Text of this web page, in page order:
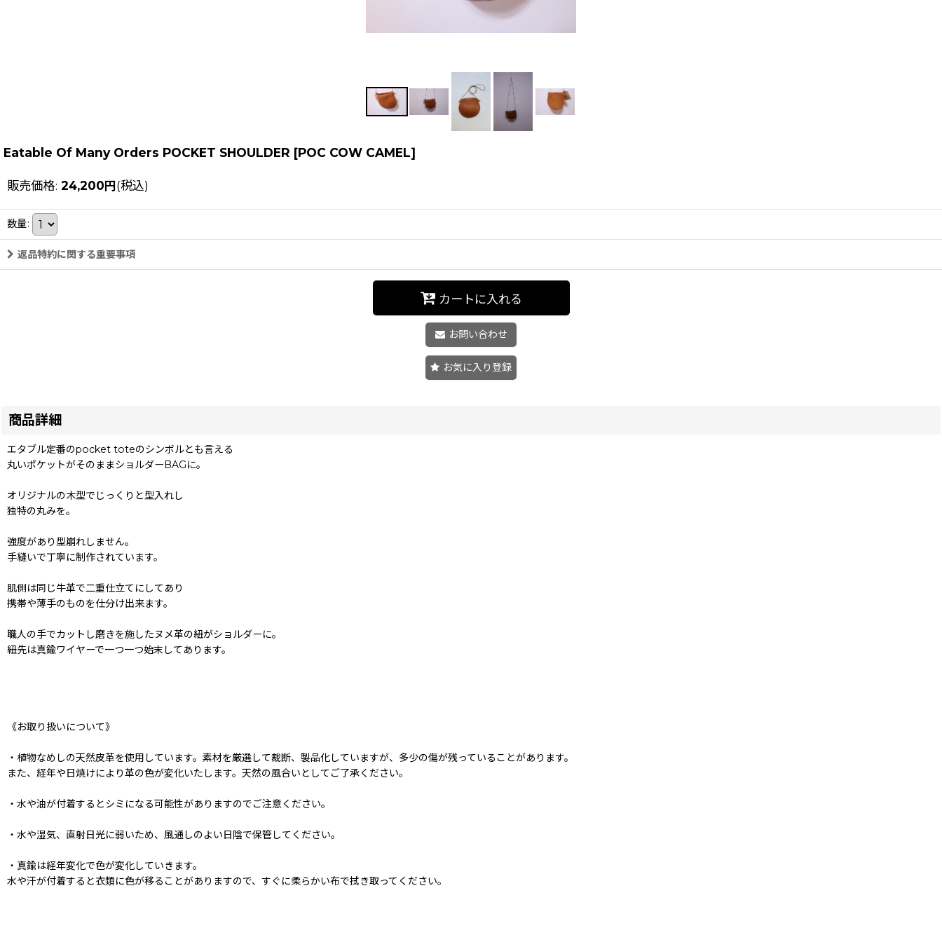
Eatable Of Many Orders POCKET SHOULDER [POC COW CAMEL]
販売価格: 24,200円(税込)
数量:
返品特約に関する重要事項
カートに入れる
お問い合わせ
お気に入り登録
商品詳細
エタブル定番のpocket toteのシンボルとも言える
丸いポケットがそのままショルダーBAGに。
オリジナルの木型でじっくりと型入れし
独特の丸みを。
強度があり型崩れしません。
手縫いで丁寧に制作されています。
肌側は同じ牛革で二重仕立てにしてあり
携帯や薄手のものを仕分け出来ます。
職人の手でカットし磨きを施したヌメ革の紐がショルダーに。
紐先は真鍮ワイヤーで一つ一つ始末してあります。
《お取り扱いについて》
・植物なめしの天然皮革を使用しています。素材を厳選して裁断、製品化していますが、多少の傷が残っていることがあります。
また、経年や日焼けにより革の色が変化いたします。天然の風合いとしてご了承ください。
・水や油が付着するとシミになる可能性がありますのでご注意ください。
・水や湿気、直射日光に弱いため、風通しのよい日陰で保管してください。
・真鍮は経年変化で色が変化していきます。
水や汗が付着すると衣類に色が移ることがありますので、すぐに柔らかい布で拭き取ってください。